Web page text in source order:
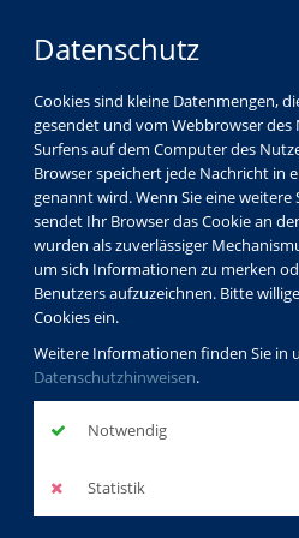
Datenschutz
Cookies sind kleine Datenmengen,
gesendet und vom Webbrowser des
Surfens auf dem Computer des
Browser speichert jede Nachricht in
genannt wird. Wenn Sie eine
sendet Ihr Browser das Cookie an
wurden als zuverlässiger
um sich Informationen zu merken
Benutzers aufzuzeichnen. Bitte
Cookies ein.
Weitere Informationen finden Sie in
Datenschutzhinweisen.
Notwendig
Statistik